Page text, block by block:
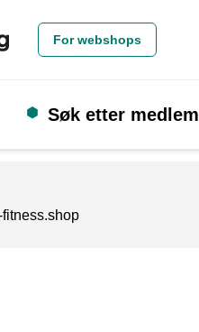
For webshops
Søk etter medlem